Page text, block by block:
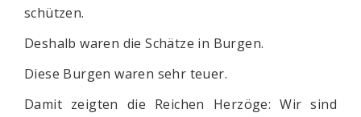
schützen.
Deshalb waren die Schätze in Burgen.
Diese Burgen waren sehr teuer.
Damit zeigten die Reichen Herzöge: Wir sind